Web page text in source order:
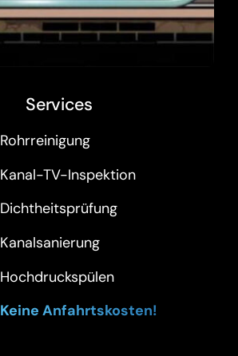
Services
Rohrreinigung
Kanal-TV-Inspektion
Dichtheitsprüfung
Kanalsanierung
Hochdruckspülen
Keine Anfahrtskosten!